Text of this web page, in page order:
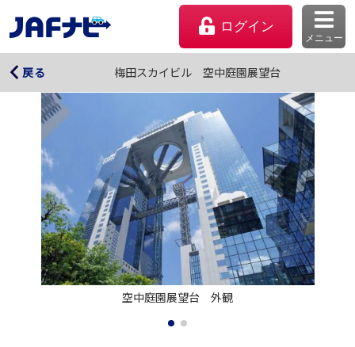
ログイン
メニュー
マイページ
会員優待のご利用方法
戻る 梅田スカイビル 空中庭園展望台
梅田スカイビル 空中庭園展望台
空中庭園展望台　外観